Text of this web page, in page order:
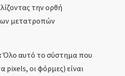
την ορθή
μετατροπών
Όλο αυτό το σύστημα που
pixels, οι φόρμες) είναι